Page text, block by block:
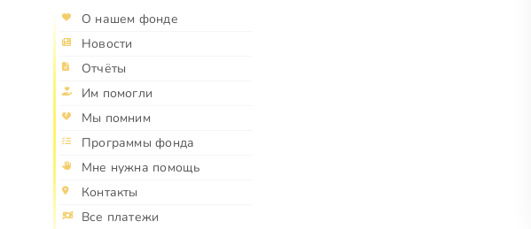
О нашем фонде
Новости
Отчёты
Им помогли
Мы помним
Программы фонда
Мне нужна помощь
Контакты
Все платежи